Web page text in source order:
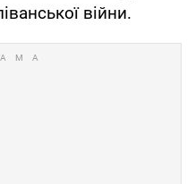
війни.